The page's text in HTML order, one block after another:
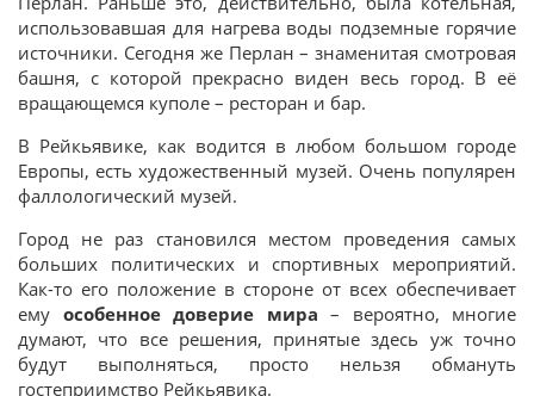
использовавшая для нагрева воды подземные горячие
источники. Сегодня же Перлан – знаменитая смотровая
башня, с которой прекрасно виден весь город. В её
вращающемся куполе – ресторан и бар.
В Рейкьявике, как водится в любом большом городе
Европы, есть художественный музей. Очень популярен
фаллологический музей.
Город не раз становился местом проведения самых
больших политических и спортивных мероприятий.
Как-то его положение в стороне от всех обеспечивает
ему особенное доверие мира – вероятно, многие
думают, что все решения, принятые здесь уж точно
будут выполняться, просто нельзя обмануть
гостеприимство Рейкьявика.